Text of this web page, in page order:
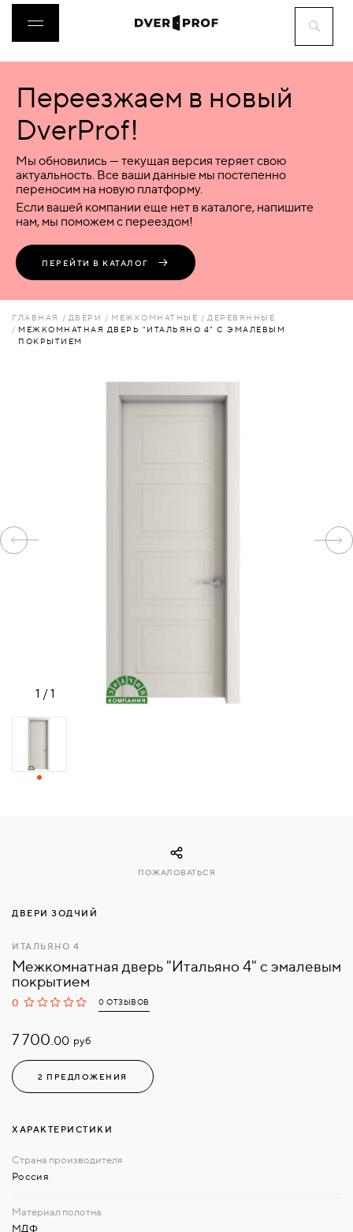
ДВЕРИ
ФУРНИТУРА
ВОРОТА
ПЕРЕГОРОДКИ
АКСЕССУАРЫ
КОМПЛЕКТУЮЩИЕ
ИНТЕРЕСНЫЕ
СТАТЬИ
СВЯЗАТЬСЯ
Переезжаем в новый
DverProf!
Мы обновились — текущая версия теряет свою
актуальность. Все ваши данные мы постепенно
переносим на новую платформу.
Если вашей компании еще нет в каталоге, напишите
нам, мы поможем с переездом!
ПЕРЕЙТИ В КАТАЛОГ
ГЛАВНАЯ ДВЕРИ МЕЖКОМНАТНЫЕ
ДЕРЕВЯННЫЕ
МЕЖКОМНАТНАЯ ДВЕРЬ "ИТАЛЬЯНО 4" С ЭМАЛЕВЫМ
ПОКРЫТИЕМ
1 /1
ДВЕРИ ЗОДЧИЙ
ИТАЛЬЯНО 4
Межкомнатная дверь "Итальяно 4" с эмалевым
покрытием
0 0 ОТЗЫВОВ
7 700.00 руб
2 ПРЕДЛОЖЕНИЯ
ПОЖАЛОВАТЬСЯ
ХАРАКТЕРИСТИКИ
Россия
МДФ